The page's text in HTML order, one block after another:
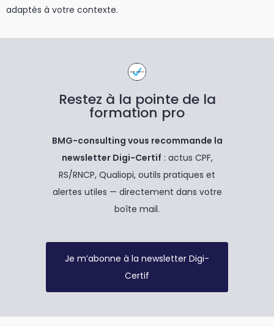
adaptés à votre contexte.
Restez à la pointe de la
formation pro
BMG-consulting vous recommande la
newsletter Digi-Certif : actus CPF,
RS/RNCP, Qualiopi, outils pratiques et
alertes utiles — directement dans votre
boîte mail.
Je m’abonne à la newsletter Digi-
Certif